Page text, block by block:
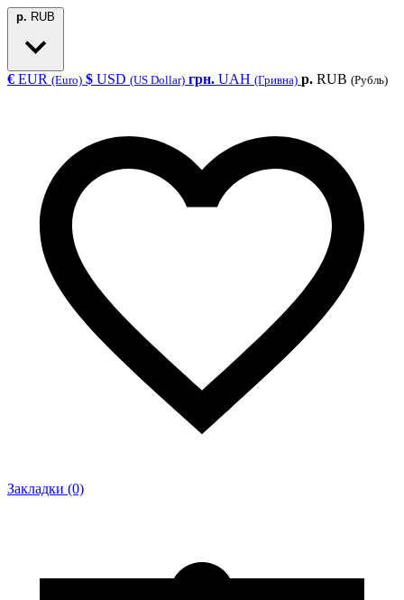
р. RUB
€ EUR (Euro) $ USD (US Dollar) грн. UAH (Гривна) р. RUB (Рубль)
Закладки (0)